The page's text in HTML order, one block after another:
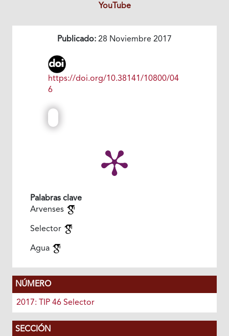
YouTube
Publicado: 28 Noviembre 2017
https://doi.org/10.38141/10800/04
6
Palabras clave
Arvenses
Selector
Agua
NÚMERO
2017: TIP 46 Selector
SECCIÓN